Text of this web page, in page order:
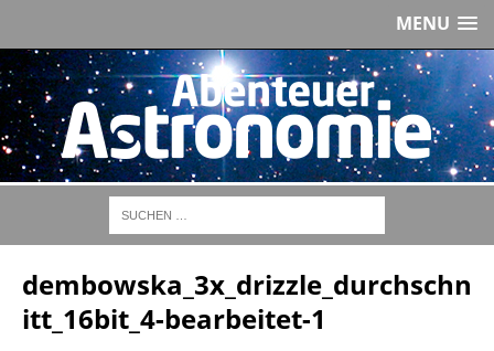
MENU
dembowska_3x_drizzle_durchschn
itt_16bit_4-bearbeitet-1